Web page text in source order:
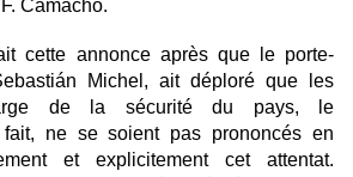
Camacho.
cette annonce après que le porte-
Michel, ait déploré que les
de la sécurité du pays, le
fait, ne se soient pas prononcés en
et explicitement cet attentat.